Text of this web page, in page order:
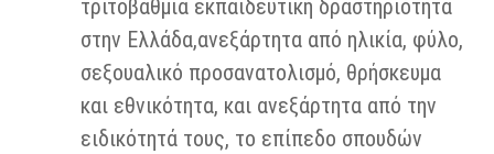
τριτοβάθμια εκπαιδευτική δραστηριότητα
στην Ελλάδα,ανεξάρτητα από ηλικία, φύλο,
σεξουαλικό προσανατολισμό, θρήσκευμα
και εθνικότητα, και ανεξάρτητα από την
ειδικότητά τους, το επίπεδο σπουδών